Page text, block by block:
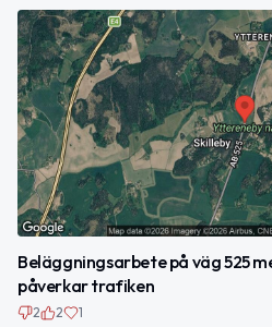
Beläggningsarbete på väg 525
påverkar trafiken
2 2 1